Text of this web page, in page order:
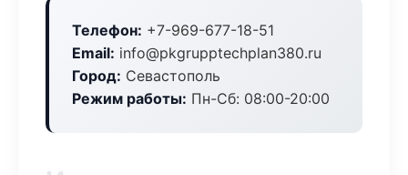
Телефон: +7-969-677-18-51
Email: info@pkgrupptechplan380.ru
Город: Севастополь
Режим работы: Пн-Сб: 08:00-20:00